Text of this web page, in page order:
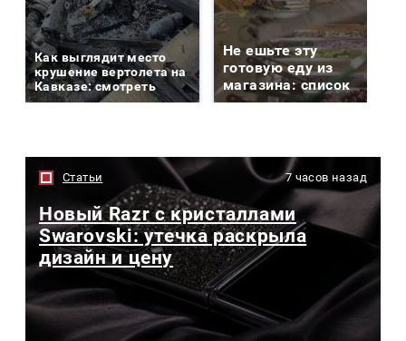
Как выглядит место
крушение вертолета на
Кавказе: смотреть
Не ешьте эту
готовую еду из
магазина: список
Статьи 7 часов назад
Новый Razr с кристаллами
Swarovski: утечка раскрыла
дизайн и цену